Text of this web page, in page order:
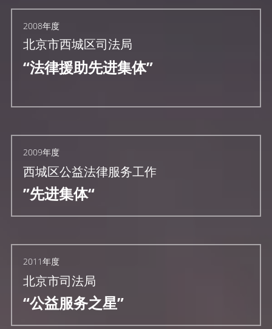
2008年度
北京市西城区司法局
“法律援助先进集体”
2009年度
西城区公益法律服务工作
”先进集体“
2011年度
北京市司法局
“公益服务之星”